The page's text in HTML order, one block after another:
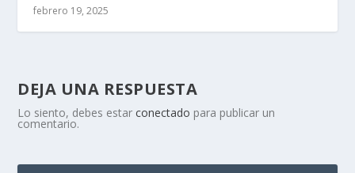
febrero 19, 2025
DEJA UNA RESPUESTA
Lo siento, debes estarconectado para publicar un
comentario.